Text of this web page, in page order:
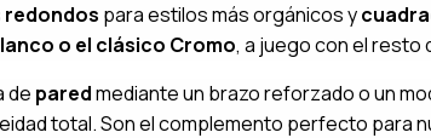
redondos para estilos más orgánicos y
o el clásico Cromo, a juego con el resto
de paredmediante un brazo reforzado o un
total. Son el complemento perfecto para